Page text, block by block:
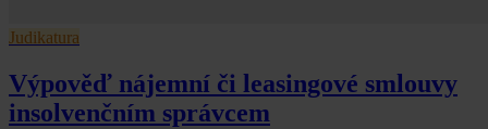
Judikatura
Výpověď nájemní či leasingové smlouvy
insolvenčním správcem